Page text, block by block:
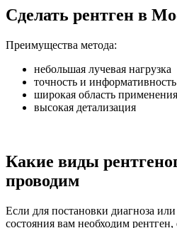
Сделать рентген в
Преимущества метода:
небольшая лучевая нагрузка
точность и информативность
широкая область применения
высокая детализация
Какие виды
проводим
Если для постановки диагноза
состояния вам необходим